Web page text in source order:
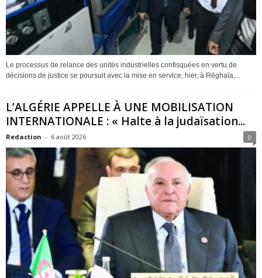
Le processus de relance des unités industrielles confisquées en vertu de
décisions de justice se poursuit avec la mise en service, hier, à Réghaïa,...
L’ALGÉRIE APPELLE À UNE MOBILISATION
INTERNATIONALE : « Halte à la judaïsation...
Redaction - 6 août 2026 0